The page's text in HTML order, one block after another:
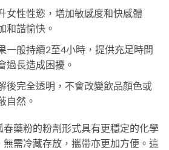
女性性慾，增加敏感度和快感體
和諧愉快。
一般持續2至4小時，提供充足時間
過長造成困擾。
後完全透明，不會改變飲品顏色或
自然。
藥粉的粉劑形式具有更穩定的化學
需冷藏存放，攜帶亦更加方便。這